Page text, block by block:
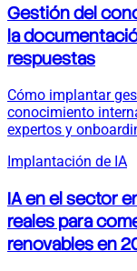
Gestión del
la
respuestas
Cómo implantar
conocimiento
expertos y
Implantación de IA
IA en el sector
reales para
renovables en